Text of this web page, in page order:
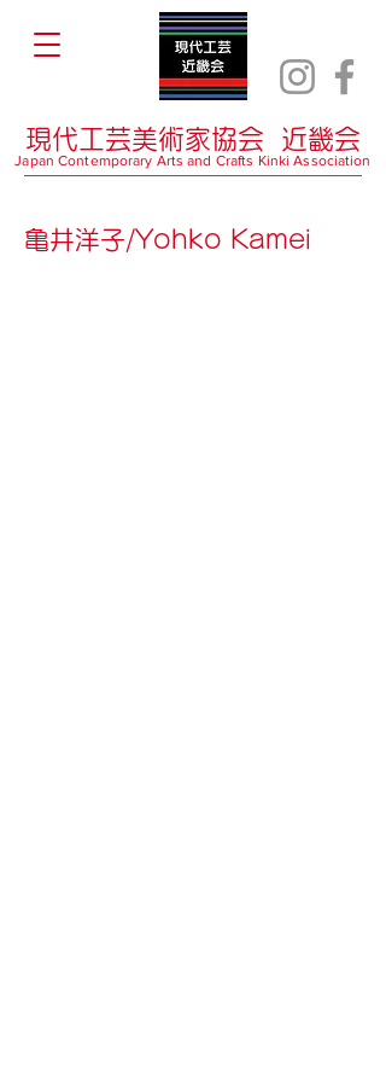
現代工芸美術家協会 近畿会
Japan Contemporary Arts and Crafts Kinki Association
亀井洋子/Yohko Kamei